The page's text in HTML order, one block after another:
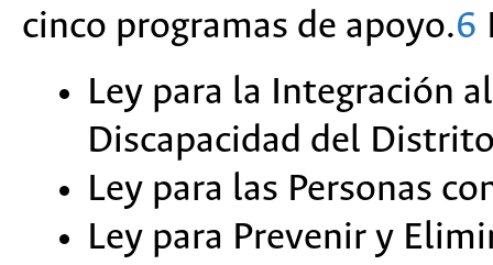
cinco programas de apoyo.6
Ley para la Integración
Discapacidad del
Ley para las Personas
Ley para Prevenir y